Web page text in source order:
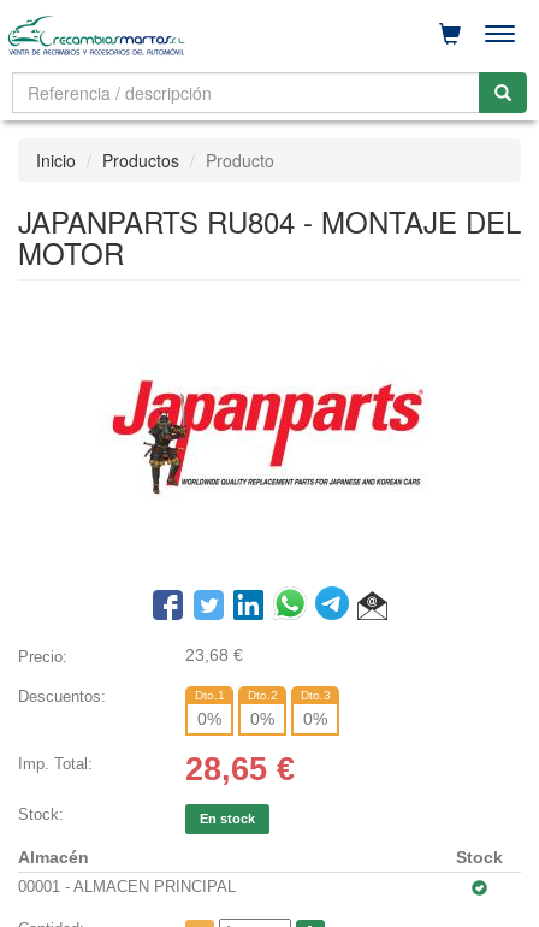
Inicio Productos Producto
JAPANPARTS RU804 - MONTAJE DEL
MOTOR
Precio: 23,68 €
Descuentos: Dto.1
0%
Dto.2
0%
Dto.3
0%
Imp. Total: 28,65 €
Stock: En stock
Almacén Stock
00001 - ALMACEN PRINCIPAL